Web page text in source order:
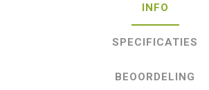
INFO
SPECIFICATIES
BEOORDELING